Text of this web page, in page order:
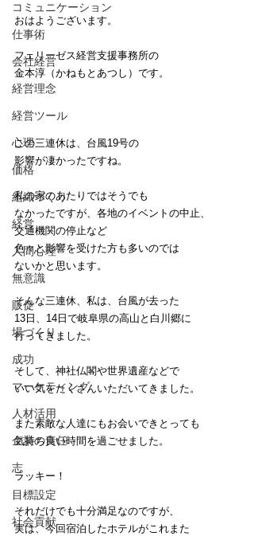
コミュニケーション
仕事術
会社経営
経営理念
経営ツール
心理
価格
組織づくり
経営
人間心理
無意識
販促
場づくり
成功
マーケティング
人材活用
企業の責任
志
目標設定
社会貢献
おはようございます。
フェリーゼス経営支援事務所の
金本淳（かねもとあつし）です。
この三連休は、台風19号の
影響が凄かったですね。
私の家のあたりではそうでも
なかったですが、各地のイベントの中止、
交通機関の停止など
色々と影響を受けた方も多いのでは
ないかと思います。
そんな三連休、私は、台風が去った
13日、14日で岐阜県の高山と白川郷に
行ってきました。
そして、神社仏閣や世界遺産などで
いい気をたくさんいただいてきました。
また素敵な人達にもお会いできとっても
気持ち良い時間を過ごせました。
ラッキー！
それだけでも十分満足なのですが、
実は、今回宿泊したホテルがこれまた